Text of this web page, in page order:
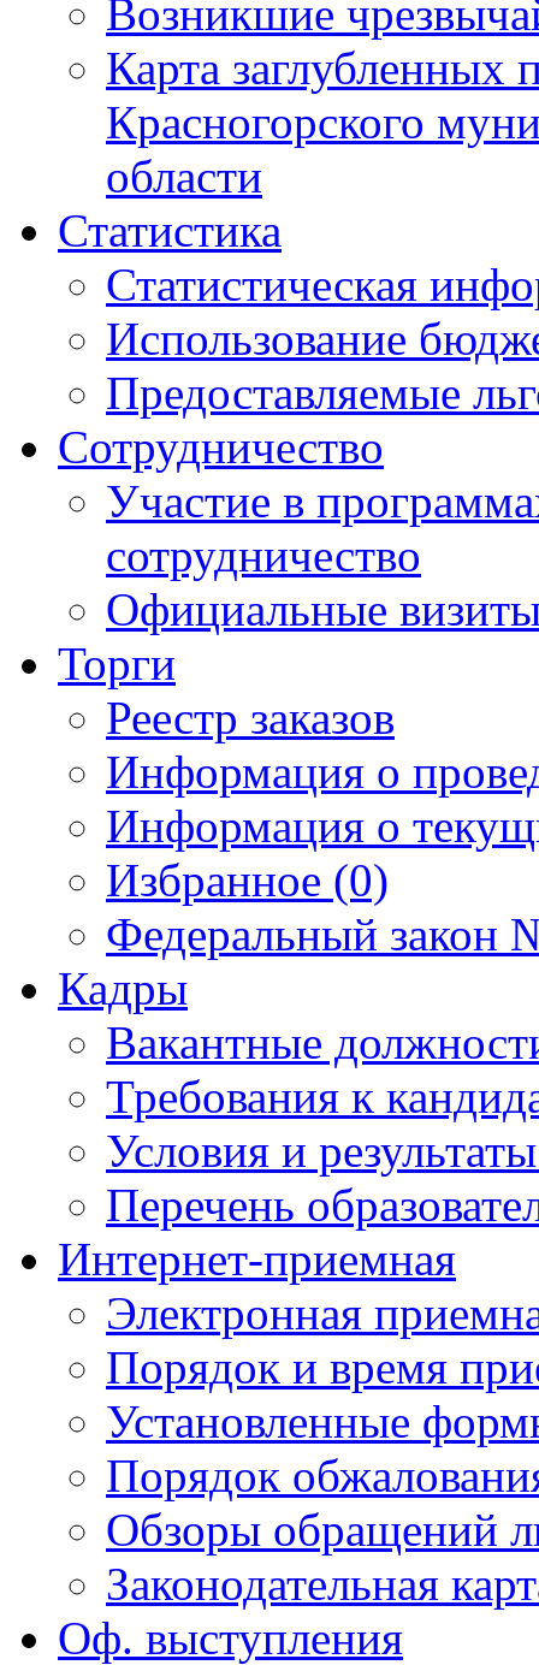
Возникшие
Карта
Красногорского
области
Статистика
Статистическая
Использование
Предоставляемые
Сотрудничество
Участие в
сотрудничество
Официальные
Торги
Реестр заказов
Информация о
Информация о
Избранное (0)
Федеральный закон
Кадры
Вакантные
Требования к
Условия и
Перечень
Интернет-приемная
Электронная
Порядок и время
Установленные
Порядок
Обзоры обращений
Законодательная
Оф. выступления